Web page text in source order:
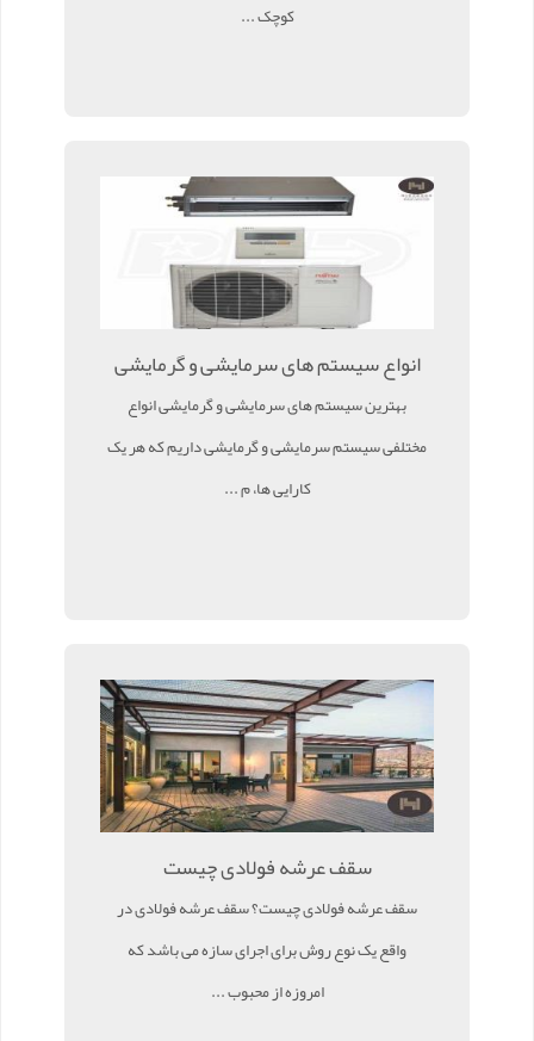
کوچک ...
انواع سیستم های سرمایشی و گرمایشی
بهترین سیستم های سرمایشی و گرمایشی انواع
مختلفی سیستم سرمایشی و گرمایشی داریم که هر یک
کارایی ها، م ...
سقف عرشه فولادی چیست
سقف عرشه فولادی چیست؟ سقف عرشه فولادی در
واقع یک نوع روش برای اجرای سازه می باشد که
امروزه از محبوب ...